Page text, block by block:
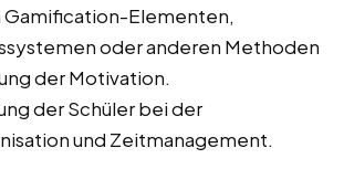
Gamification-Elementen,
oder anderen Methoden
der Motivation.
der Schüler bei der
und Zeitmanagement.